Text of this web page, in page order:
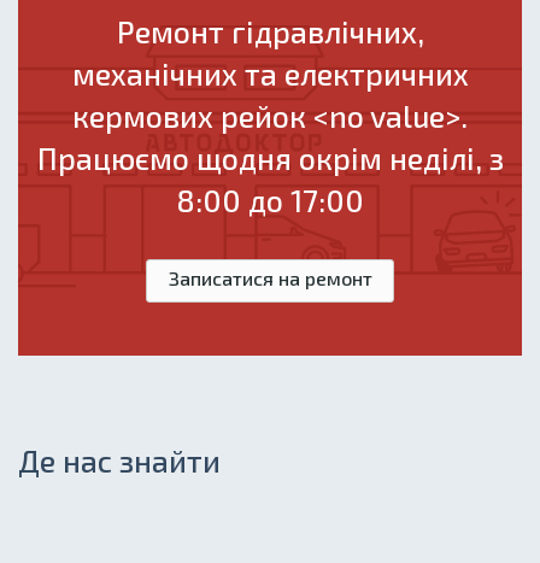
Ремонт гідравлічних,
механічних та електричних
кермових рейок <no value>.
Працюємо щодня окрім неділі, з
8:00 до 17:00
Записатися на ремонт
Де нас знайти